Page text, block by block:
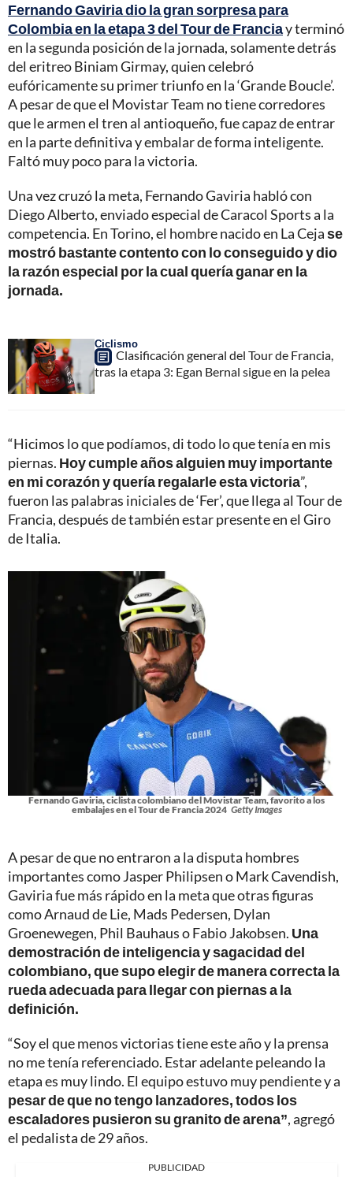
Fernando Gaviria dio la gran sorpresa para
Colombia en la etapa 3 del Tour de Franciay terminó
en la segunda posición de la jornada, solamente detrás
del eritreo Biniam Girmay, quien celebró
eufóricamente su primer triunfo en la ‘Grande Boucle’.
A pesar de que el Movistar Team no tiene corredores
que le armen el tren al antioqueño, fue capaz de entrar
en la parte definitiva y embalar de forma inteligente.
Faltó muy poco para la victoria.
Una vez cruzó la meta, Fernando Gaviria habló con
Diego Alberto, enviado especial de Caracol Sports a la
competencia. En Torino, el hombre nacido en La Cejase
mostró bastante contento con lo conseguido y dio
la razón especial por la cual quería ganar en la
jornada.
Ciclismo
Clasificación general del Tour de Francia,
tras la etapa 3: Egan Bernal sigue en la pelea
“Hicimos lo que podíamos, di todo lo que tenía en mis
piernas. Hoy cumple años alguien muy importante
en mi corazón y quería regalarle esta victoria”,
fueron las palabras iniciales de ‘Fer’, que llega al Tour de
Francia, después de también estar presente en el Giro
de Italia.
Fernando Gaviria, ciclista colombiano del Movistar Team, favorito a los
embalajes en el Tour de Francia 2024 Getty Images
A pesar de que no entraron a la disputa hombres
importantes como Jasper Philipsen o Mark Cavendish,
Gaviria fue más rápido en la meta que otras figuras
como Arnaud de Lie, Mads Pedersen, Dylan
Groenewegen, Phil Bauhaus o Fabio Jakobsen. Una
demostración de inteligencia y sagacidad del
colombiano, que supo elegir de manera correcta la
rueda adecuada para llegar con piernas a la
definición.
“Soy el que menos victorias tiene este año y la prensa
no me tenía referenciado. Estar adelante peleando la
etapa es muy lindo. El equipo estuvo muy pendiente y a
pesar de que no tengo lanzadores, todos los
escaladores pusieron su granito de arena”, agregó
el pedalista de 29 años.
PUBLICIDAD